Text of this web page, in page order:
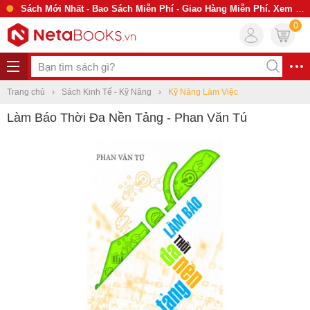
Sách Mới Nhất - Bao Sách Miễn Phí - Giao Hàng Miễn Phí. Xem Ngay
0
Trang chủ Sách Kinh Tế - Kỹ Năng Kỹ Năng Làm Việc
Làm Báo Thời Đa Nền Tảng - Phan Văn Tú